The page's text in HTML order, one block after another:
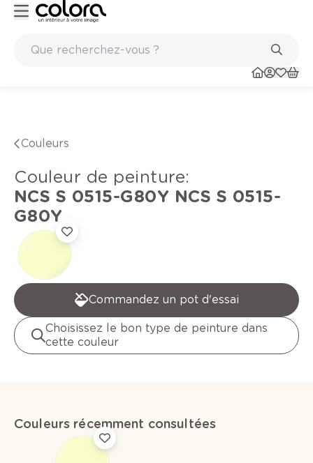
Couleurs
Couleur de peinture:
NCS S 0515-G80Y NCS S 0515-
G80Y
Commandez un pot d'essai
Choisissez le bon type de peinture dans
cette couleur
Couleurs récemment consultées